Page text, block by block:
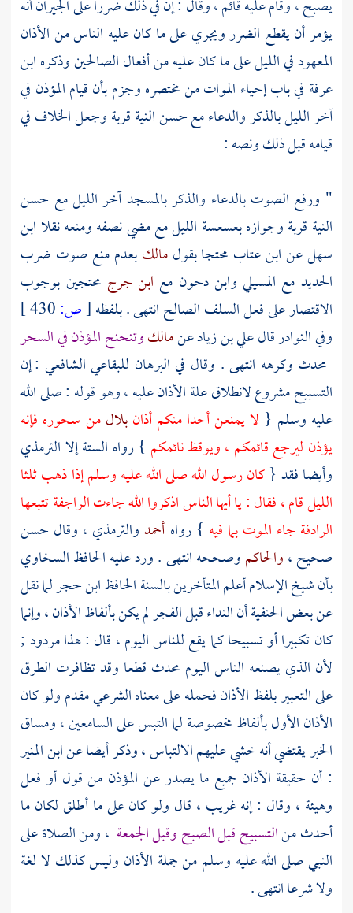
يصبح ، وقام عليه قائم ، وقال : إن في ذلك ضررا على الجيران أنه
يؤمر أن يقطع الضرر ويجري على ما كان عليه الناس من الأذان
المعهود في الليل على ما كان عليه من أفعال الصالحين وذكرهابن
عرفة في باب إحياء الموات من مختصره وجزم بأن قيام المؤذن في
آخر الليل بالذكر والدعاء مع حسن النية قربة وجعل الخلاف في
قيامه قبل ذلك ونصه :
" ورفع الصوت بالدعاء والذكر بالمسجد آخر الليل مع حسن
النية قربة وجوازه بعسعسة الليل مع مضي نصفه ومنعه نقلا ابن
سهلعنابن عتاب محتجا بقولمالكبعدم منع صوت ضرب
الحديد مع المسيلي وابن دحون مع ابن جرج محتجين بوجوب
الاقتصار على فعل السلف الصالح انتهى . بلفظه[ص:
وفي النوادر قالعلي بن زيادعنمالكوتنحنح المؤذن في السحر
محدث وكرهه انتهى . وقال في البرهان للبقاعي الشافعي : إن
التسبيح مشروع لانطلاق علة الأذان عليه ، وهو قوله : صلى الله
عليه وسلم { لا يمنعن أحدا منكم أذانبلالمن سحوره فإنه
يؤذن ليرجع قائمكم ، ويوقظ نائمكم } رواه الستة إلاالترمذي
وأيضا فقد {كان رسول الله صلى الله عليه وسلم إذا ذهب ثلثا
الليل قام ، فقال : يا أيها الناس اذكروا الله جاءت الراجفة تتبعها
الرادفة جاء الموت بما فيه } رواه أحمدوالترمذي ، وقال حسن
صحيح ،والحاكموصححه انتهى . ورد عليه الحافظالسخاوي
بأن شيخ الإسلام أعلم المتأخرين بالسنة الحافظابن حجرلما نقل
عن بعض الحنفية أن النداء قبل الفجر لم يكن بألفاظ الأذان ، وإنما
كان تكبيرا أو تسبيحا كما يقع للناس اليوم ، قال : هذا مردود ;
لأن الذي يصنعه الناس اليوم محدث قطعا وقد تظافرت الطرق
على التعبير بلفظ الأذان فحمله على معناه الشرعي مقدم ولو كان
الأذان الأول بألفاظ مخصوصة لما التبس على السامعين ، ومساق
الخبر يقتضي أنه خشي عليهم الالتباس ، وذكر أيضا عنابن المنير
: أن حقيقة الأذان جميع ما يصدر عن المؤذن من قول أو فعل
وهيئة ، وقال : إنه غريب ، قال ولو كان على ما أطلق لكان ما
أحدث منالتسبيح قبل الصبح وقبل الجمعة ، ومن الصلاة على
النبي صلى الله عليه وسلم من جملة الأذان وليس كذلك لا لغة
ولا شرعا انتهى .